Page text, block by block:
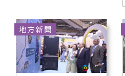
地方新聞